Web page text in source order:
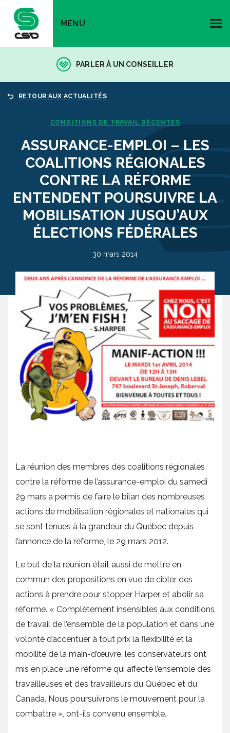
MENU
PARLER À UN CONSEILLER
RETOUR AUX ACTUALITÉS
CONDITIONS DE TRAVAIL DÉCENTES
ASSURANCE-EMPLOI – LES
COALITIONS RÉGIONALES
CONTRE LA RÉFORME
ENTENDENT POURSUIVRE LA
MOBILISATION JUSQU’AUX
ÉLECTIONS FÉDÉRALES
30 mars 2014
La réunion des membres des coalitions régionales
contre la réforme de l’assurance-emploi du samedi
29 mars a permis de faire le bilan des nombreuses
actions de mobilisation régionales et nationales qui
se sont tenues à la grandeur du Québec depuis
l’annonce de la réforme, le 29 mars 2012.
Le but de la réunion était aussi de mettre en
commun des propositions en vue de cibler des
actions à prendre pour stopper Harper et abolir sa
réforme. « Complètement insensibles aux conditions
de travail de l’ensemble de la population et dans une
volonté d’accentuer à tout prix la flexibilité et la
mobilité de la main-d’œuvre, les conservateurs ont
mis en place une réforme qui affecte l’ensemble des
travailleuses et des travailleurs du Québec et du
Canada. Nous poursuivrons le mouvement pour la
combattre », ont-ils convenu ensemble.